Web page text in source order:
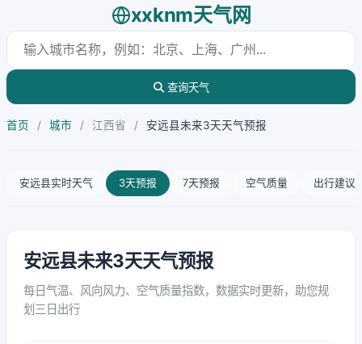
xxknm天气网
查询天气
首页 / 城市 / 江西省 / 安远县未来3天天气预报
安远县实时天气 3天预报 7天预报 空气质量 出行建议
安远县未来3天天气预报
每日气温、风向风力、空气质量指数，数据实时更新，助您规
划三日出行